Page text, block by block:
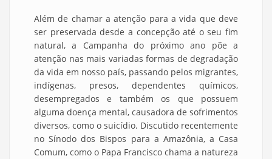
Além de chamar a atenção para a vida que deve
ser preservada desde a concepção até o seu fim
natural, a Campanha do próximo ano põe a
atenção nas mais variadas formas de degradação
da vida em nosso país, passando pelos migrantes,
indígenas, presos, dependentes químicos,
desempregados e também os que possuem
alguma doença mental, causadora de sofrimentos
diversos, como o suicídio. Discutido recentemente
no Sínodo dos Bispos para a Amazônia, a Casa
Comum, como o Papa Francisco chama a natureza